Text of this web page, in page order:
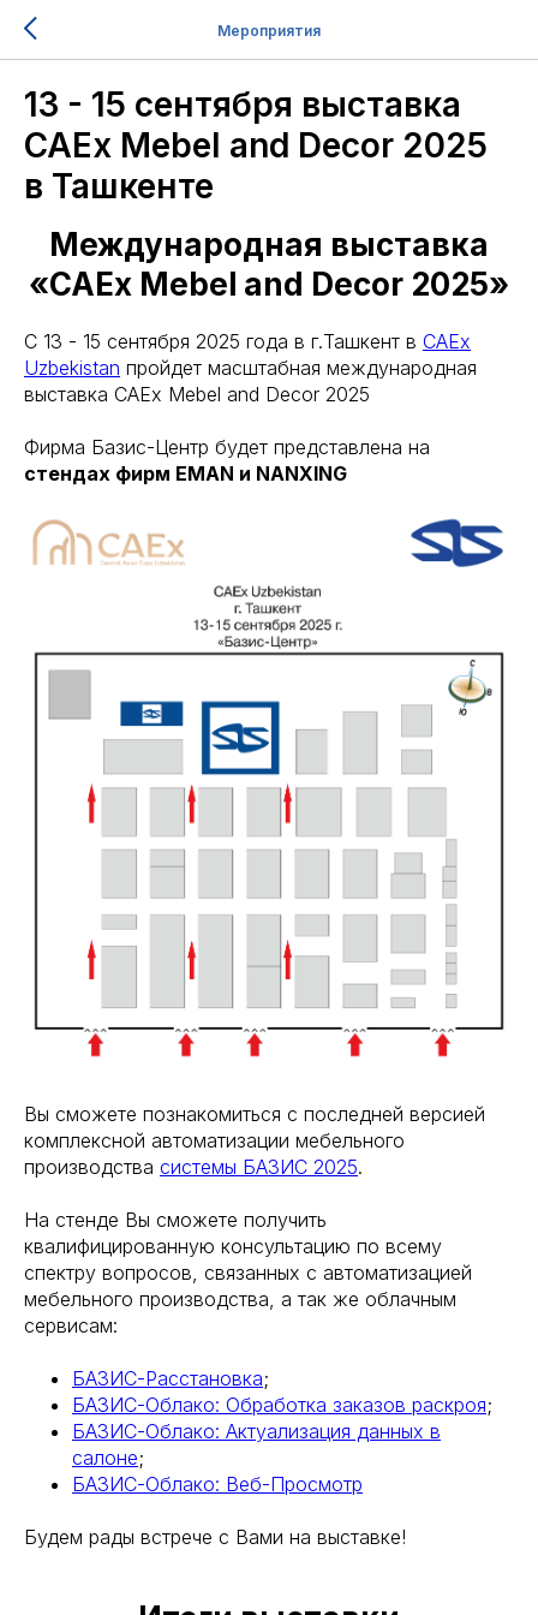
Мероприятия
13 - 15 сентября выставка
CAEx Mebel and Decor 2025
в Ташкенте
Международная выставка
«CAEx Mebel and Decor 2025»
С 13 - 15 сентября 2025 года в г.Ташкент в CAEx
Uzbekistan пройдет масштабная международная
выставка CAEx Mebel and Decor 2025
Фирма Базис-Центр будет представлена на
стендах фирм EMAN и NANXING
Вы сможете познакомиться с последней версией
комплексной автоматизации мебельного
производства системы БАЗИС 2025.
На стенде Вы сможете получить
квалифицированную консультацию по всему
спектру вопросов, связанных с автоматизацией
мебельного производства, а так же облачным
сервисам:
БАЗИС-Расстановка;
БАЗИС-Облако: Обработка заказов раскроя;
БАЗИС-Облако: Актуализация данных в
салоне;
БАЗИС-Облако: Веб-Просмотр
Будем рады встрече с Вами на выставке!